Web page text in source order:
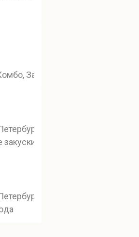
Завтрак
Комендантский
закуски
3 Тепловозная улица, 31